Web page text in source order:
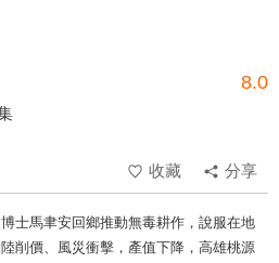
8.0
收藏
分享
士馬聿安回鄉推動無毒耕作，說服在地
削價、風災衝擊，產值下降，高雄桃源